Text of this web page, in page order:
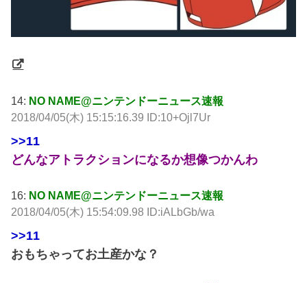
14: NO NAME@ニンテンドーニュース速報
2018/04/05(木) 15:15:16.39 ID:10+Ojl7Ur
>>11
どんなアトラクションになるか想像つかんわ
16: NO NAME@ニンテンドーニュース速報
2018/04/05(木) 15:54:09.98 ID:iALbGb/wa
>>11
おもちゃってお土産かな？